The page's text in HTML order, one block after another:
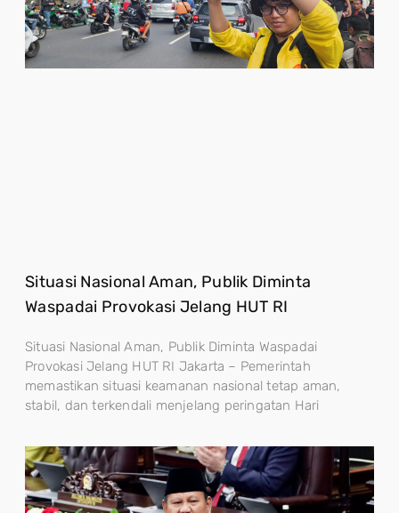
Situasi Nasional Aman, Publik Diminta
Waspadai Provokasi Jelang HUT RI
Situasi Nasional Aman, Publik Diminta Waspadai
Provokasi Jelang HUT RI Jakarta – Pemerintah
memastikan situasi keamanan nasional tetap aman,
stabil, dan terkendali menjelang peringatan Hari